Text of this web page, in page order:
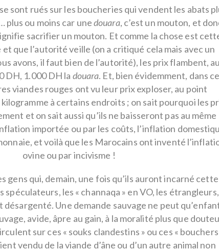
sont rués sur les boucheries qui vendent les abats
plus ou moins car unedouara, c’est un mouton, et
sacrifier un mouton. Et comme la chose est
que l’autorité veille (on a critiqué cela mais avec un
avons, il faut bien de l’autorité), les prix flambent, au
DH, 1.000 DH la douara. Et, bien évidemment, dans ce
viandes rouges ont vu leur prix exploser, au point
à certains endroits ; on sait pourquoi les
et on sait aussi qu’ils ne baisseront pas au même
importée ou par les coûts, l’inflation
et voilà que les Marocains ont inventé
ovine ou par incivisme !
gens qui, demain, une fois qu’ils auront incarné cette
spéculateurs, les « channaqa » en VO, les étrangleurs,
Une demande sauvage ne peut
avide, âpre au gain, à la moralité plus que
sur ces « souks clandestins » ou ces « bouchers
vendu de la viande d’âne ou d’un autre animal non
programme LEAD